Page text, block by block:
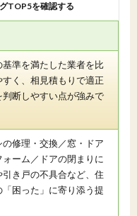
TOP5を確認する
基準を満たした業者を比
すく、相見積もりで適正
判断しやすい点が強みで
の修理・交換／窓・ドア
ォーム／ドアの閉まりに
引き戸の不具合など、住
「困った」に寄り添う提